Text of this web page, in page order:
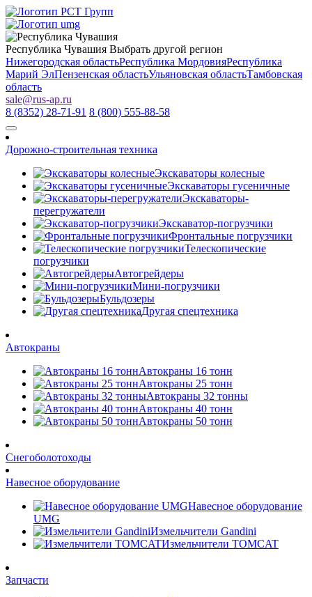
Республика Чувашия Выбрать другой регион
Нижегородская областьРеспублика МордовияРеспублика
Марий ЭлПензенская областьУльяновская областьТамбовская
область
sale@rus-ap.ru
8 (8352) 28-71-91 8 (800) 555-88-58
Дорожно-строительная техника
Экскаваторы колесные
Экскаваторы гусеничные
Экскаваторы-
перегружатели
Экскаватор-погрузчики
Фронтальные погрузчики
Телескопические
погрузчики
Автогрейдеры
Мини-погрузчики
Бульдозеры
Другая спецтехника
Автокраны
Автокраны 16 тонн
Автокраны 25 тонн
Автокраны 32 тонны
Автокраны 40 тонн
Автокраны 50 тонн
Снегоболотоходы
Навесное оборудование
Навесное оборудование
UMG
Измельчители Gandini
Измельчители TOMCAT
Запчасти